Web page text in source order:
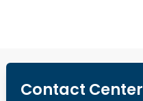
Contact Center